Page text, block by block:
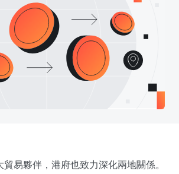
易夥伴，港府也致力深化兩地關係。